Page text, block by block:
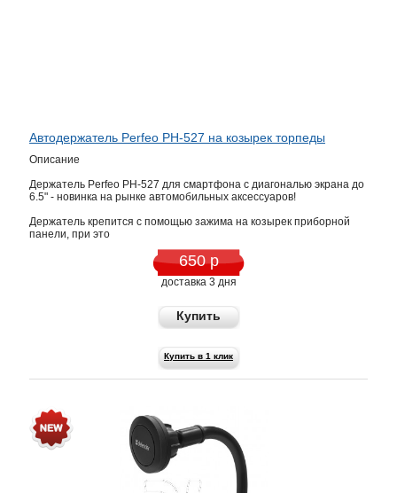
Автодержатель Perfeo PH-527 на козырек торпеды
Описание
Держатель Perfeo PH-527 для смартфона с диагональю экрана до
6.5" - новинка на рынке автомобильных аксессуаров!
Держатель крепится с помощью зажима на козырек приборной
панели, при это
650 р
доставка 3 дня
Купить
Купить в 1 клик